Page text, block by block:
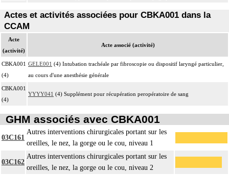
Actes et activités associées pour CBKA001 dans la
CCAM
Acte
(activité)
Acte associé (activité)
CBKA001
(4)
GELE001 (4) Intubation trachéale par fibroscopie ou dispositif laryngé particulier,
au cours d'une anesthésie générale
CBKA001
(4)
YYYY041 (4) Supplément pour récupération peropératoire de sang
GHM associés avec CBKA001
03C161
Autres interventions chirurgicales portant sur les
oreilles, le nez, la gorge ou le cou, niveau 1
03C162
Autres interventions chirurgicales portant sur les
oreilles, le nez, la gorge ou le cou, niveau 2